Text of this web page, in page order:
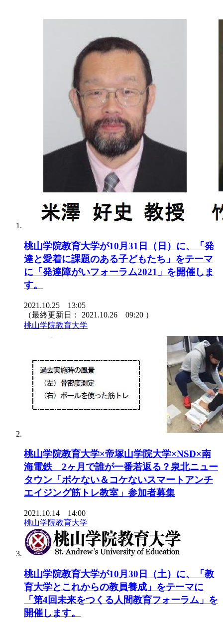
桃山学院教育大学が10月31日（日）に、「発
達と愛着に課題のある子どもたち」をテーマ
に「発達障がいフォーラム2021」を開催しま
す。
2021.10.25 13:05
（最終更新日： 2021.10.26 09:20 ）
桃山学院教育大学
桃山学院教育大学×帝塚山学院大学×NSD×南
海電鉄 2ヶ月で誰が一番若返る？泉北ニュー
タウン「ボケない＆コケないスマートアンチ
エイジング筋トレ教室」参加者募集
2021.10.14 14:00
桃山学院教育大学
桃山学院教育大学が10月30日（土）に、「教
育大学とこれからの教員養成」をテーマに
「第4回未来をつくる人間教育フォーラム」を
開催します。